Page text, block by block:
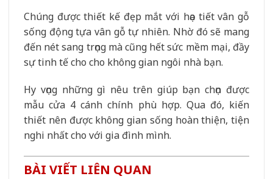
Chúng được thiết kế đẹp mắt với họa tiết vân gỗ
sống động tựa vân gỗ tự nhiên. Nhờ đó sẽ mang
đến nét sang trọng mà cũng hết sức mềm mại, đầy
sự tinh tế cho cho không gian ngôi nhà bạn.
Hy vọng những gì nêu trên giúp bạn chọn được
mẫu cửa 4 cánh chính phù hợp. Qua đó, kiến
thiết nên được không gian sống hoàn thiện, tiện
nghi nhất cho với gia đình mình.
BÀI VIẾT LIÊN QUAN